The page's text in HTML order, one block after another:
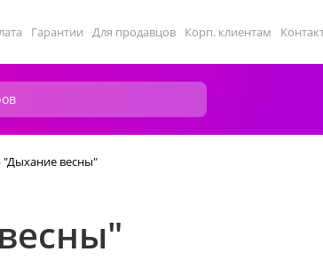
Гарантии Для продавцов Корп. клиентам
весны"